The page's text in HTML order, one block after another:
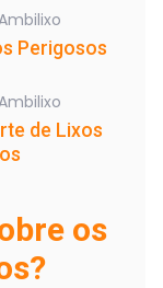
Perigosos
de Lixos
os